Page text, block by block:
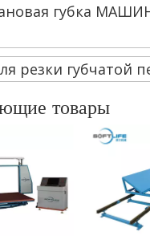
губка
резки губчатой
товары